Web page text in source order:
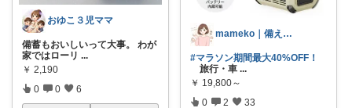
おゆこ３児ママ
備蓄もおいしいって大事。 わが
家ではローリ ...
￥ 2,190
0 0 6
mameko｜備える暮らし
#マラソン期間最大40%OFF！
旅行・車 ...
￥ 19,800～
0 2 33